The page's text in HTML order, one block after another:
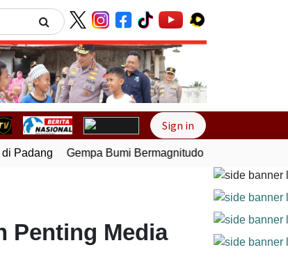
Next
Sign in
Gempa Bumi Bermagnitudo 5,1 Kembali
Penting Media